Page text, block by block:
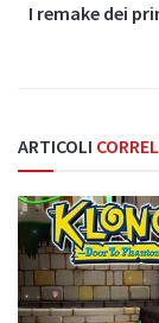
I remake dei
ARTICOLI